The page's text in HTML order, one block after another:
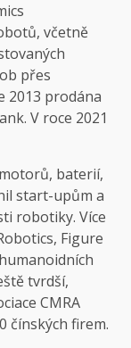
včetně
přes
2013 prodána
V roce 2021
baterií,
start-upům a
robotiky. Více
Figure
tvrdší,
CMRA
čínských firem.